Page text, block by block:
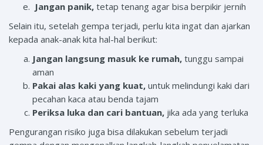
Jangan panik, tetap tenang agar bisa berpikir jernih
Selain itu, setelah gempa terjadi, perlu kita ingat dan ajarkan
kepada anak-anak kita hal-hal berikut:
Jangan langsung masuk ke rumah, tunggu sampai
aman
Pakai alas kaki yang kuat, untuk melindungi kaki dari
pecahan kaca atau benda tajam
Periksa luka dan cari bantuan, jika ada yang terluka
Pengurangan risiko juga bisa dilakukan sebelum terjadi